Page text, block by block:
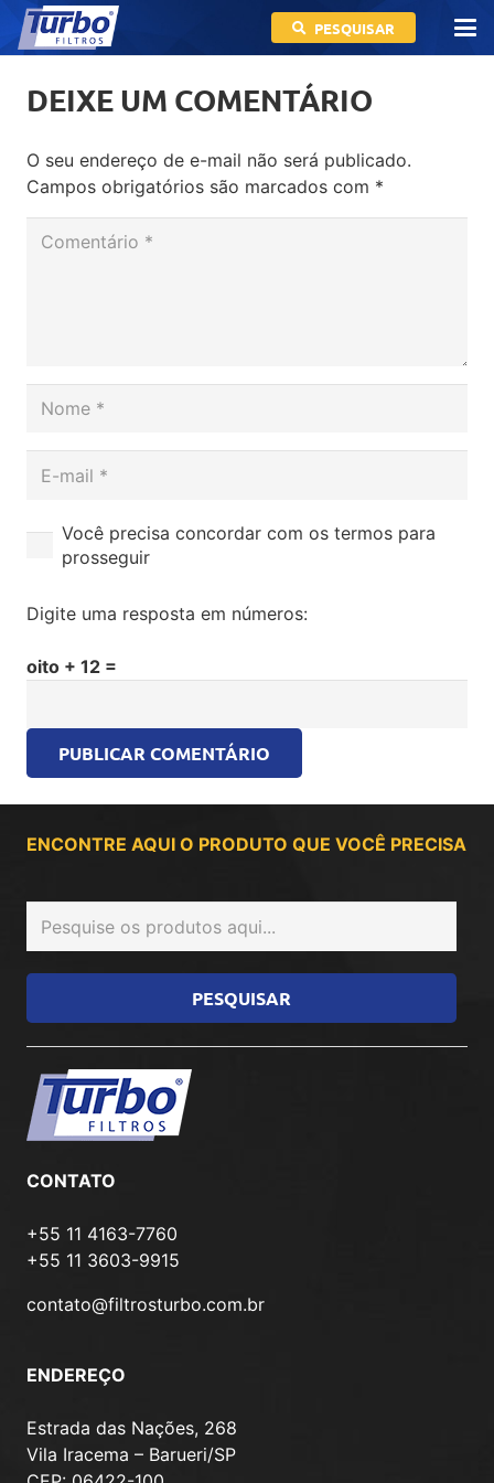
PESQUISAR
DEIXE UM COMENTÁRIO
O seu endereço de e-mail não será publicado.
Campos obrigatórios são marcados com *
Você precisa concordar com os termos para
prosseguir
Digite uma resposta em números:
oito + 12 =
PUBLICAR COMENTÁRIO
ENCONTRE AQUI O PRODUTO QUE VOCÊ PRECISA
CONTATO
+55 11 4163-7760
+55 11 3603-9915
contato@filtrosturbo.com.br
ENDEREÇO
Estrada das Nações, 268
Vila Iracema – Barueri/SP